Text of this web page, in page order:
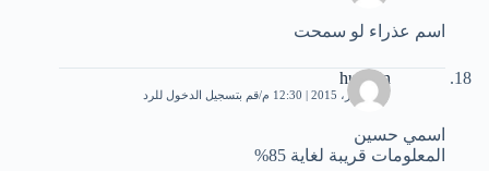
اسم عذراء لو سمحت
hussein
7 ديسمبر، 2015 | 12:30 م قم بتسجيل الدخول للرد
اسمي حسين
المعلومات قريبة لغاية 85%